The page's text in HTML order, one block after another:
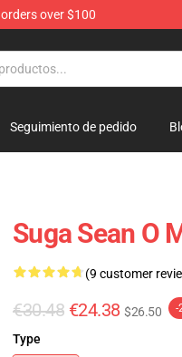
over $100
Seguimiento de pedido
Suga Sean O
(9 customer
€30.48 €24.38 $26.50 -
Type